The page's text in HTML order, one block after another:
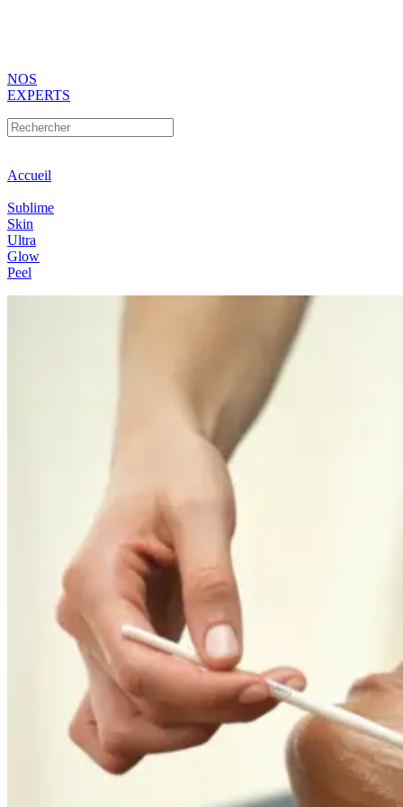
NOS
EXPERTS
Accueil
Sublime
Skin
Ultra
Glow
Peel